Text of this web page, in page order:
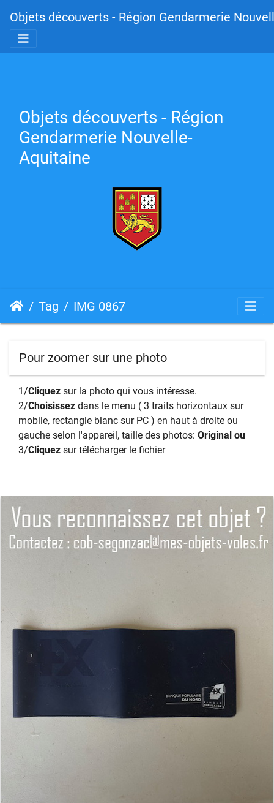
Objets découverts - Région Gendarmerie
Objets découverts - Région
Gendarmerie Nouvelle-
Aquitaine
Tag IMG 0867
Pour zoomer sur une photo
1/Cliquez sur la photo qui vous intéresse.
2/Choisissez dans le menu ( 3 traits horizontaux sur
mobile, rectangle blanc sur PC ) en haut à droite ou
gauche selon l'appareil, taille des photos: Original ou
3/Cliquez sur télécharger le fichier